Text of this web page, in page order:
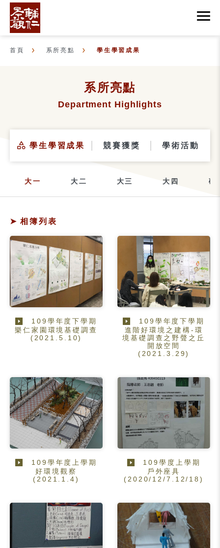
首頁 系所亮點 學生學習成果
系所亮點
Department Highlights
學生學習成果 競賽獲獎 學術活動
大一 大二 大三 大四 碩
相簿列表
109學年度下學期
樂仁家園環境基礎調查
(2021.5.10)
109學年度下學期
進階好環境之建構-環
境基礎調查之野聲之丘
開放空間
(2021.3.29)
109學年度上學期
好環境觀察
(2021.1.4)
109學度上學期
戶外座具
(2020/12/7.12/18)